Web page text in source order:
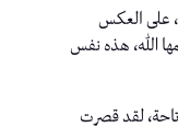
على العكس
الله، هذه نفس
لقد قصرت